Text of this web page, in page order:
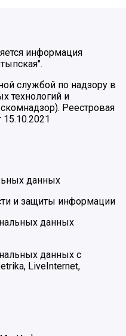
информация
службой по надзору в
технологий и
Реестровая
данных
и защиты информации
данных
данных с
LiveInternet,